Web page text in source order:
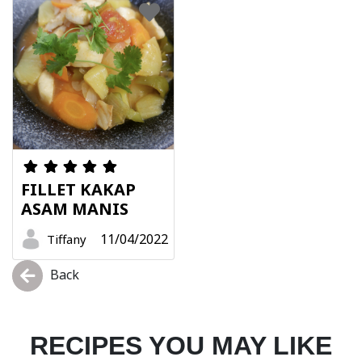
FILLET KAKAP
ASAM MANIS
Tiffany
11/04/2022
Back
RECIPES YOU MAY LIKE